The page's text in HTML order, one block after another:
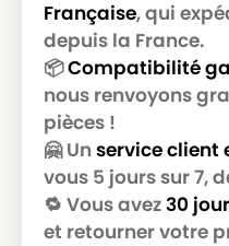
MIELE
MIELE
MIELE
MIELE
MIELE
MIELE
MIELE
MIELE
MIELE
MIELE ALLERGY
MIELE
MIELE ALLERGY
Française, qui
depuis la France.
📦Compatibilité
nous renvoyons
pièces !
🤗 Un service client
vous 5 jours sur 7,
🔁 Vous avez30
et retourner votre